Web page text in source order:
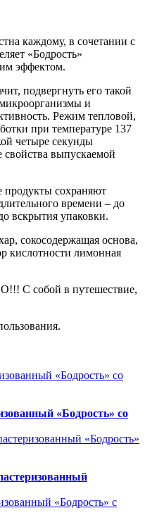
каждому, в сочетании с
«Бодрость»
эффектом.
подвергнуть его такой
и
Режим тепловой,
при температуре 137
четыре секунды
свойства выпускаемой
продукты сохраняют
времени – до
вскрытия упаковки.
сокосодержащая основа,
кислотности лимонная
собой в путешествие,
«Бодрость» со